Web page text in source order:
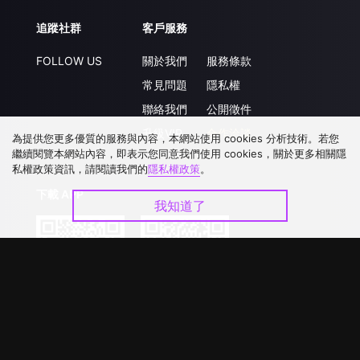
追蹤社群
FOLLOW US
客戶服務
關於我們
常見問題
聯絡我們
升級VIP
服務條款
隱私權
公開徵件
合作洽談
下載 APP
為提供您更多優質的服務與內容，本網站使用 cookies 分析技術。若您
繼續閱覽本網站內容，即表示您同意我們使用 cookies，關於更多相關隱
私權政策資訊，請閱讀我們的隱私權政策。
我知道了